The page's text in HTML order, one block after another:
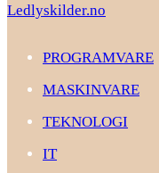
Ledlyskilder.no
PROGRAMVARE
MASKINVARE
TEKNOLOGI
IT